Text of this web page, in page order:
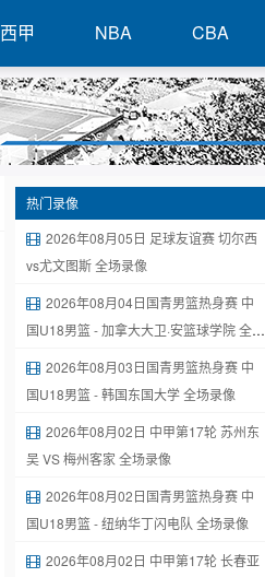
西甲 NBA CBA
热门录像
2026年08月05日 足球友谊赛 切尔西
vs尤文图斯 全场录像
2026年08月04日国青男篮热身赛 中
国U18男篮 - 加拿大大卫·安篮球学院 全场
2026年08月03日国青男篮热身赛 中
国U18男篮 - 韩国东国大学 全场录像
2026年08月02日 中甲第17轮 苏州东
吴 VS 梅州客家 全场录像
2026年08月02日国青男篮热身赛 中
国U18男篮 - 纽纳华丁闪电队 全场录像
2026年08月02日 中甲第17轮 长春亚